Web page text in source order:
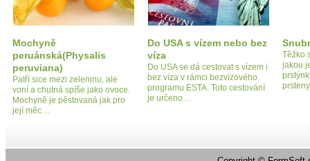
Mochyně
peruánská(Physalis
peruviana)
Patří sice mezi zeleninu, ale
voní a chutná spíše jako ovoce.
Mochyně je pěstovaná jak pro
její měc…
Do USA s vízem nebo bez
víza
Do USA se dá cestovat s vízem i
bez víza v rámci bezvízového
programu ESTA. Toto cestování
je určeno…
Těžko
jakou